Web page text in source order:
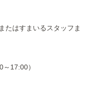
たはすまいるスタッフま
17:00）